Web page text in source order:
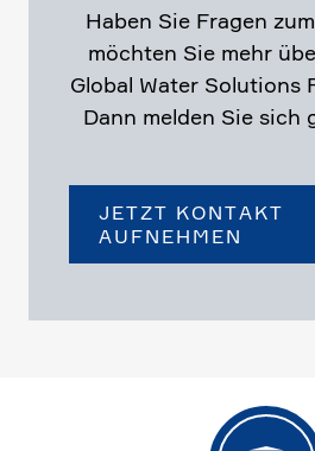
Haben Sie Fragen
möchten Sie mehr
Global Water Solutions
Dann melden Sie sich
JETZT KONTAKT
AUFNEHMEN